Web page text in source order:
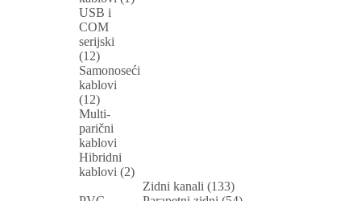
USB i
COM
serijski
(12)
Samonoseći
kablovi
(12)
Multi-
parični
kablovi
Hibridni
kablovi (2)
Zidni kanali (133)